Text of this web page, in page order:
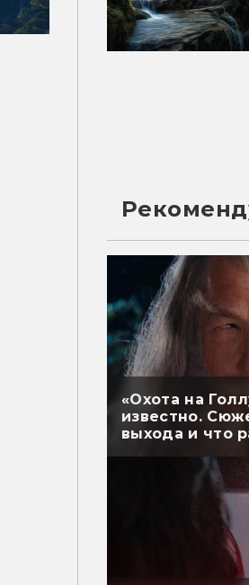
«Охота на
известно.
выхода и что